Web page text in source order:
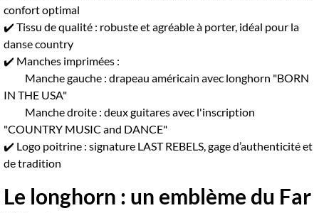
confort optimal
✔️ Tissu de qualité : robuste et agréable à porter, idéal pour la
danse country
✔️ Manches imprimées :
Manche gauche : drapeau américain avec longhorn "BORN
IN THE USA"
Manche droite : deux guitares avec l'inscription
"COUNTRY MUSIC and DANCE"
✔️ Logo poitrine : signature LAST REBELS, gage d’authenticité et
de tradition
Le longhorn : un emblème du Far